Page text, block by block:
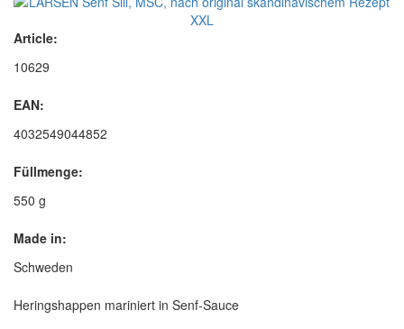
Article:
10629
EAN:
4032549044852
Füllmenge:
550 g
Made in:
Schweden
Heringshappen mariniert in Senf-Sauce